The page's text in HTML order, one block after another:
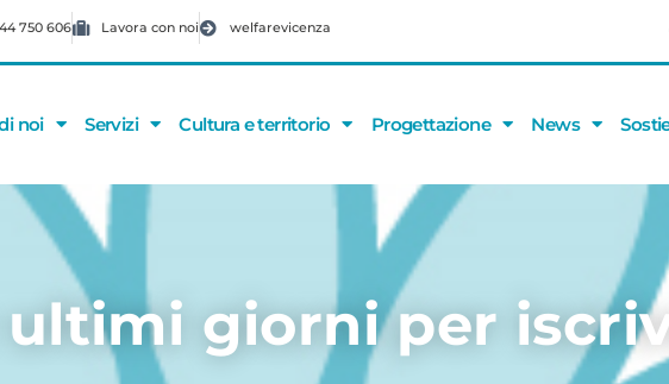
750 606 Lavora con noi welfarevicenza
noi Servizi Cultura e territorio Progettazione News
ultimi giorni per